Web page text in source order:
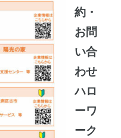
約・
お問
い合
わせ
ハロ
ーワ
ーク